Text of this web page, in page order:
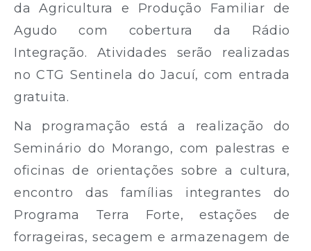
da Agricultura e Produção Familiar de
Agudo com cobertura da Rádio
Integração. Atividades serão realizadas
no CTG Sentinela do Jacuí, com entrada
gratuita.
Na programação está a realização do
Seminário do Morango, com palestras e
oficinas de orientações sobre a cultura,
encontro das famílias integrantes do
Programa Terra Forte, estações de
forrageiras, secagem e armazenagem de